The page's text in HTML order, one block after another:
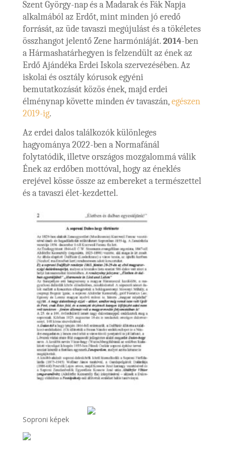
Szent György-nap és a Madarak és Fák Napja
alkalmából az Erdőt, mint minden jó eredő
forrását, az üde tavaszi megújulást és a tökéletes
összhangot jelentő Zene harmóniáját.2014-ben
a Hármashatárhegyen is felzendült az ének az
Erdő Ajándéka Erdei Iskola szervezésében. Az
iskolai és osztály kórusok egyéni
bemutatkozását közös ének, majd erdei
élménynap követte minden év tavaszán,egészen
2019-ig.
Az erdei dalos találkozók különleges
hagyománya 2022-ben a Normafánál
folytatódik, illetve országos mozgalommá válik
Ének az erdőben mottóval, hogy az éneklés
erejével kösse össze az embereket a természettel
és a tavaszi élet-kezdettel.
Soproni képek